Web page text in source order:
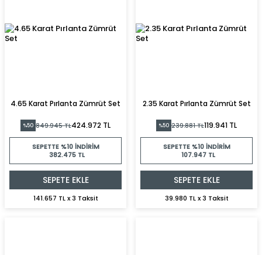
4.65 Karat Pırlanta Zümrüt Set
%50 849.945 TL424.972 TL
SEPETTE %10 İNDIRIM
382.475 TL
SEPETE EKLE
141.657 TL x 3 Taksit
2.35 Karat Pırlanta Zümrüt Set
%50 239.881 TL119.941 TL
SEPETTE %10 İNDIRIM
107.947 TL
SEPETE EKLE
39.980 TL x 3 Taksit